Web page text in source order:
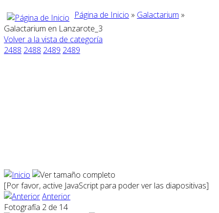
Página de Inicio » Galactarium »
Galactarium en Lanzarote_3
Volver a la vista de categoría
2488 2488 2489 2489
[Por favor, active JavaScript para poder ver las diapositivas]
Anterior
Fotografía 2 de 14